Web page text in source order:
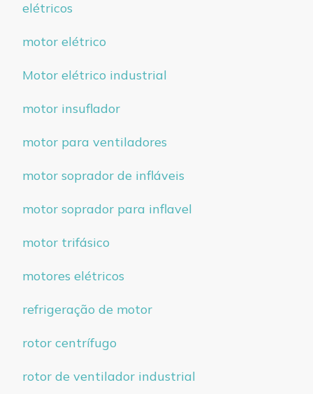
elétricos
motor elétrico
Motor elétrico industrial
motor insuflador
motor para ventiladores
motor soprador de infláveis
motor soprador para inflavel
motor trifásico
motores elétricos
refrigeração de motor
rotor centrífugo
rotor de ventilador industrial